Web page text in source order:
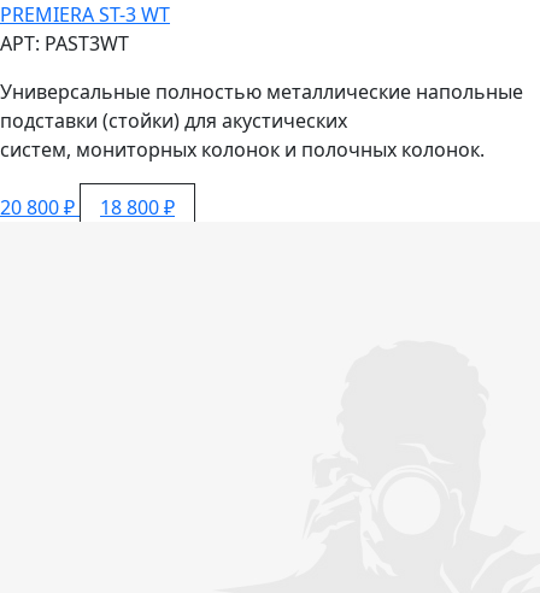
PREMIERA ST-3 WT
АРТ: PAST3WT
Универсальные полностью металлические напольные
подставки (стойки) для акустических
систем, мониторных колонок и полочных колонок.
20 800 ₽ 18 800 ₽